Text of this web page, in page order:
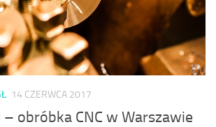
14 CZERWCA 2017
obróbka CNC w Warszawie